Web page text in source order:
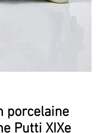
porcelaine
Putti XIXe